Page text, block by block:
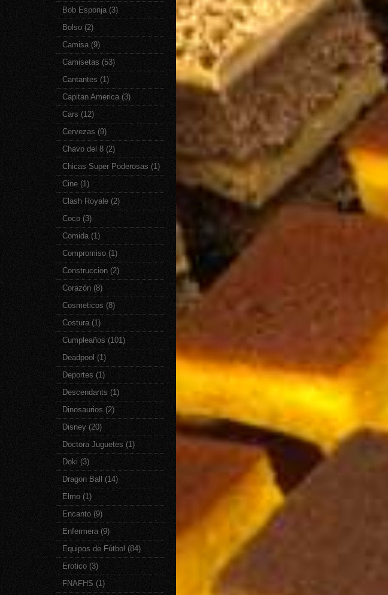
Bob Esponja (3)
Bolso (2)
Camisa (9)
Camisetas (53)
Cantantes (1)
Capitan America (3)
Cars (12)
Cervezas (9)
Chavo del 8 (2)
Chicas Super Poderosas (1)
Cine (1)
Clash Royale (2)
Coco (3)
Comida (1)
Compromiso (1)
Construccion (2)
Corazón (8)
Cosmeticos (8)
Costura (1)
Cumpleaños (101)
Deadpool (1)
Deportes (1)
Descendants (1)
Dinosaurios (2)
Disney (20)
Doctora Juguetes (1)
Doki (3)
Dragon Ball
(14)
Elmo (1)
Encanto (9)
Enfermera (9)
Equipos de Fútbol (84)
Erotico (3)
FNAFHS (1)